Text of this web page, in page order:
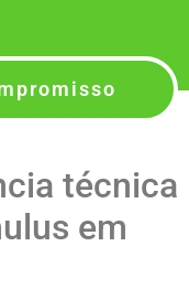
técnica
em